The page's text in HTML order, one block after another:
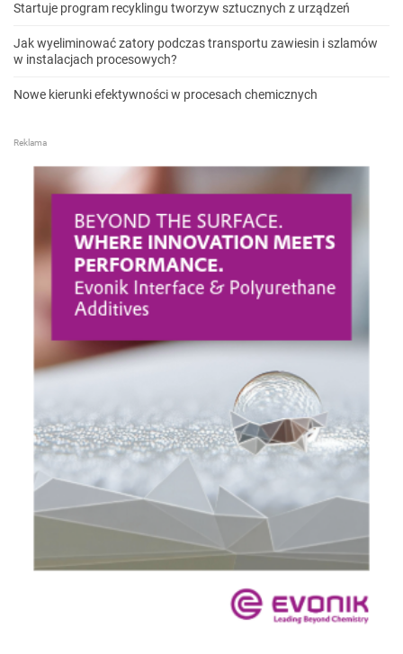
Startuje program recyklingu tworzyw sztucznych z urządzeń
Jak wyeliminować zatory podczas transportu zawiesin i szlamów
w instalacjach procesowych?
Nowe kierunki efektywności w procesach chemicznych